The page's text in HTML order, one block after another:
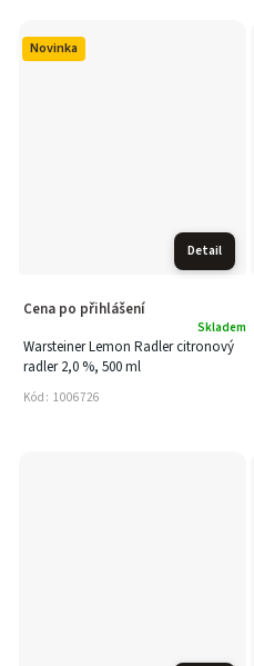
Novinka
Detail
Warsteiner Lemon Radler citronový
radler 2,0 %, 500 ml
Skladem
Cena po přihlášení
Kód: 1006726